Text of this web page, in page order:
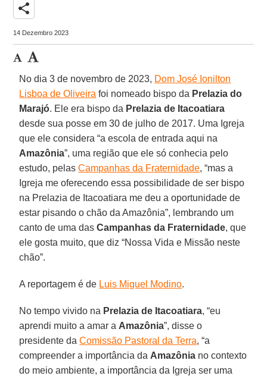
share
14 Dezembro 2023
No dia 3 de novembro de 2023, Dom José Ionilton
Lisboa de Oliveira foi nomeado bispo da Prelazia do
Marajó. Ele era bispo da Prelazia de Itacoatiara
desde sua posse em 30 de julho de 2017. Uma Igreja
que ele considera “a escola de entrada aqui na
Amazônia”, uma região que ele só conhecia pelo
estudo, pelasCampanhas da Fraternidade, “mas a
Igreja me oferecendo essa possibilidade de ser bispo
na Prelazia de Itacoatiara me deu a oportunidade de
estar pisando o chão da Amazônia”, lembrando um
canto de uma dasCampanhas da Fraternidade, que
ele gosta muito, que diz “Nossa Vida e Missão neste
chão”.
A reportagem é de Luis Miguel Modino.
No tempo vivido na Prelazia de Itacoatiara, “eu
aprendi muito a amar a Amazônia”, disse o
presidente daComissão Pastoral da Terra, “a
compreender a importância da Amazônia no contexto
do meio ambiente, a importância da Igreja ser uma